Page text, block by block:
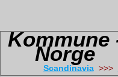
Kommune -
Norge
Scandinavia>>>